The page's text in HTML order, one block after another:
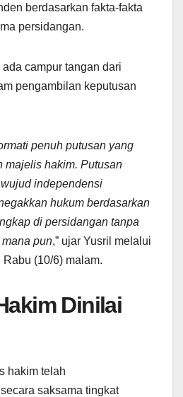
berdasarkan fakta-fakta
persidangan.
campur tangan dari
pengambilan keputusan
penuh putusan yang
majelis hakim. Putusan
independensi
hukum berdasarkan
di persidangan tanpa
pun,” ujar Yusril melalui
(10/6) malam.
Dinilai
hakim telah
saksama tingkat